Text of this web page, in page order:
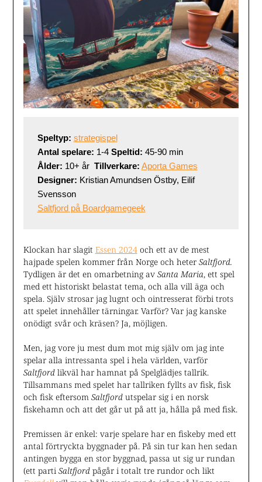
Speltyp: strategispel
Antal spelare: 1-4 Speltid: 45-90 min
Ålder: 10+ år Tillverkare: Aporta Games
Designer: Kristian Amundsen Östby, Eilif
Svensson
Saltfjord på Boardgamegeek
Klockan har slagit Essen 2024och ett av de mest
hajpade spelen kommer från Norge och heter Saltfjord.
Tydligen är det en omarbetning av Santa Maria, ett spel
med ett historiskt belastat tema, och alla vill äga och
spela. Själv strosar jag lugnt och ointresserat förbi trots
att spelet innehåller tärningar. Varför? Var jag kanske
onödigt svår och kräsen? Ja, möjligen.
Men, jag vore ju mest dum mot mig själv om jag inte
spelar alla intressanta spel i hela världen, varför
Saltfjordlikväl har hamnat på Spelglädjes tallrik.
Tillsammans med spelet har tallriken fyllts av fisk, fisk
och fisk eftersom Saltfjordutspelar sig i en norsk
fiskehamn och att det går ut på att ja, hålla på med fisk.
Premissen är enkel: varje spelare har en fiskeby med ett
antal förtryckta byggnader på. På sin tur kan hen sedan
antingen bygga en stor byggnad, passa ut sig ur rundan
(ett parti Saltfjordpågår i totalt tre rundor och likt